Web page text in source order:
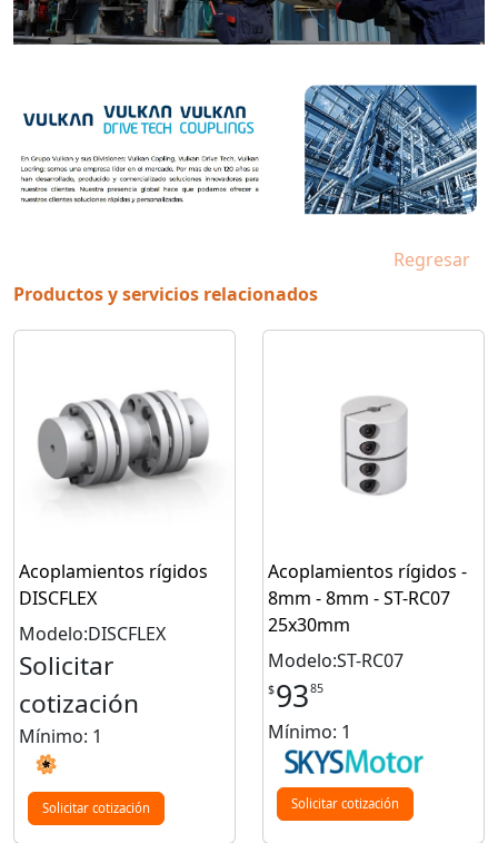
Regresar
Productos y servicios relacionados
Acoplamientos rígidos
DISCFLEX
Modelo:DISCFLEX
Solicitar
cotización
Mínimo: 1
Solicitar cotización
Acoplamientos rígidos -
8mm - 8mm - ST-RC07
25x30mm
Modelo:ST-RC07
$9385
Mínimo: 1
Solicitar cotización